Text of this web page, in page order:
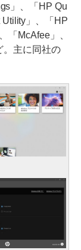
」、「HP Qu
」、「HP
「McAfee」、
。主に同社の